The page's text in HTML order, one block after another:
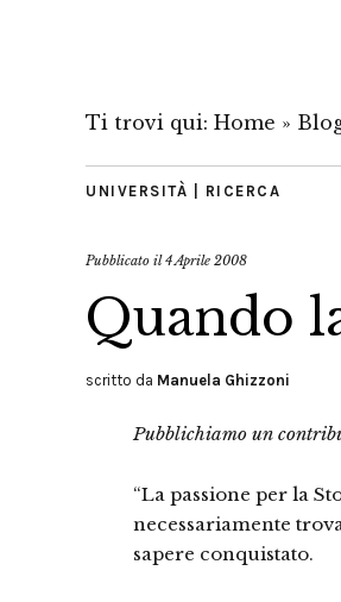
Ti trovi qui: Home »
UNIVERSITÀ | RICERCA
Pubblicato il4 Aprile 2008
Quando
scritto da Manuela Ghizzoni
Pubblichiamo un
“La passione per la
necessariamente
sapere conquistato.